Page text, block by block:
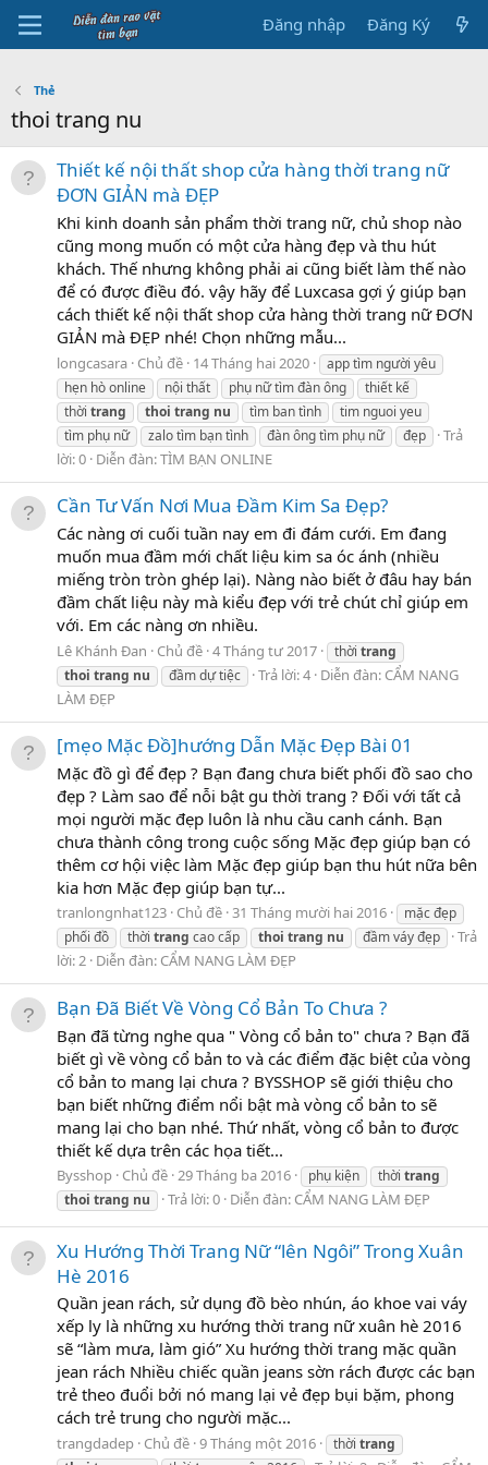
Đăng nhập Đăng Ký
Thẻ
thoi trang nu
Thiết kế nội thất shop cửa hàng thời trang nữ
ĐƠN GIẢN mà ĐẸP
Khi kinh doanh sản phẩm thời trang nữ, chủ shop nào
cũng mong muốn có một cửa hàng đẹp và thu hút
khách. Thế nhưng không phải ai cũng biết làm thế nào
để có được điều đó. vậy hãy để Luxcasa gợi ý giúp bạn
cách thiết kế nội thất shop cửa hàng thời trang nữ ĐƠN
GIẢN mà ĐẸP nhé! Chọn những mẫu...
longcasara Chủ đề 14 Tháng hai 2020
app tìm người yêu
hẹn hò online
nội thất phụ nữ tìm đàn ông
thiết kế
thời trang thoi trang nu tìm ban tình
tim nguoi yeu
tìm phụ nữ
zalo tìm bạn tình đàn ông tìm phụ nữ đẹp
Trả
lời: 0 Diễn đàn:TÌM BẠN ONLINE
Cần Tư Vấn Nơi Mua Đầm Kim Sa Đẹp?
Các nàng ơi cuối tuần nay em đi đám cưới. Em đang
muốn mua đầm mới chất liệu kim sa óc ánh (nhiều
miếng tròn tròn ghép lại). Nàng nào biết ở đâu hay bán
đầm chất liệu này mà kiểu đẹp với trẻ chút chỉ giúp em
với. Em các nàng ơn nhiều.
Lê Khánh Đan Chủ đề 4 Tháng tư 2017 thời trang
thoi trang nu đầm dự tiệc Trả lời: 4 Diễn đàn: CẨM NANG
LÀM ĐẸP
[mẹo Mặc Đồ]hướng Dẫn Mặc Đẹp Bài 01
Mặc đồ gì để đẹp ? Bạn đang chưa biết phối đồ sao cho
đẹp ? Làm sao để nỗi bật gu thời trang ? Đối với tất cả
mọi người mặc đẹp luôn là nhu cầu canh cánh. Bạn
chưa thành công trong cuộc sống Mặc đẹp giúp bạn có
thêm cơ hội việc làm Mặc đẹp giúp bạn thu hút nữa bên
kia hơn Mặc đẹp giúp bạn tự...
tranlongnhat123 Chủ đề 31 Tháng mười hai 2016
mặc đẹp
phối đồ
thời trang cao cấp thoi trang nu đầm váy đẹp
Trả
lời: 2 Diễn đàn: CẨM NANG LÀM ĐẸP
Bạn Đã Biết Về Vòng Cổ Bản To Chưa ?
Bạn đã từng nghe qua " Vòng cổ bản to" chưa ? Bạn đã
biết gì về vòng cổ bản to và các điểm đặc biệt của vòng
cổ bản to mang lại chưa ? BYSSHOP sẽ giới thiệu cho
bạn biết những điểm nổi bật mà vòng cổ bản to sẽ
mang lại cho bạn nhé. Thứ nhất, vòng cổ bản to được
thiết kế dựa trên các họa tiết...
Bysshop Chủ đề 29 Tháng ba 2016 phụ kiện thời trang
thoi trang nu Trả lời: 0 Diễn đàn: CẨM NANG LÀM ĐẸP
Xu Hướng Thời Trang Nữ “lên Ngôi” Trong Xuân
Hè 2016
Quần jean rách, sử dụng đồ bèo nhún, áo khoe vai váy
xếp ly là những xu hướng thời trang nữ xuân hè 2016
sẽ “làm mưa, làm gió” Xu hướng thời trang mặc quần
jean rách Nhiều chiếc quần jeans sờn rách được các bạn
trẻ theo đuổi bởi nó mang lại vẻ đẹp bụi bặm, phong
cách trẻ trung cho người mặc...
trangdadep Chủ đề 9 Tháng một 2016 thời trang